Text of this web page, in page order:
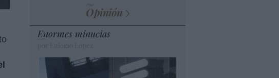
Opinión
Enormes minucias